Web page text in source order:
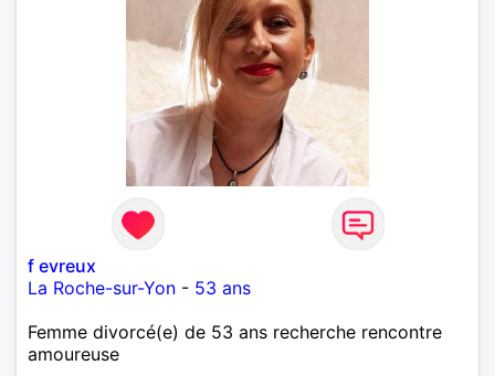
f evreux
La Roche-sur-Yon - 53 ans
Femme divorcé(e) de 53 ans recherche rencontre
amoureuse